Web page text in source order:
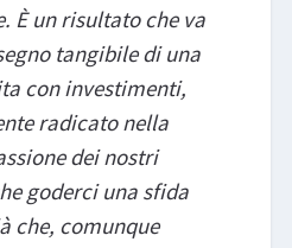
È un risultato che va
tangibile di una
con investimenti,
radicato nella
dei nostri
goderci una sfida
che, comunque